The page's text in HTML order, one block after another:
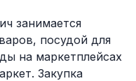
занимается
посудой для
на маркетплейсах
Закупка